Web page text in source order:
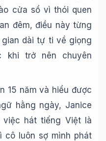
cửa sổ vì thói quen
đêm, điều này từng
dài tự ti về giọng
khi trở nên chuyên
15 năm và hiểu được
hằng ngày, Janice
hát tiếng Việt là
cô luôn sợ mình phát